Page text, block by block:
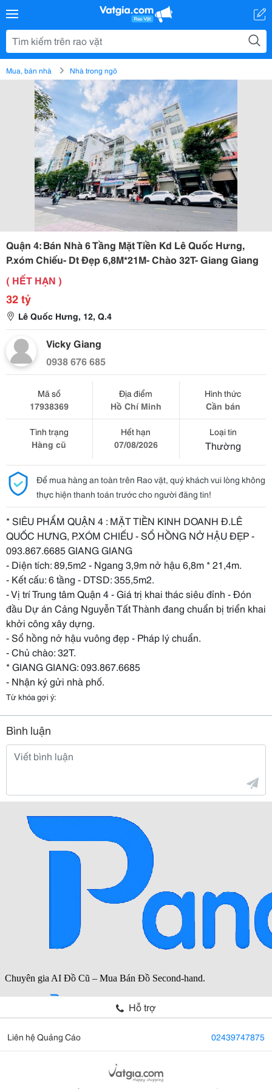
Mua, bán nhà Nhà trong ngõ
Quận 4: Bán Nhà 6 Tầng Mặt Tiền Kd Lê Quốc Hưng,
P.xóm Chiếu- Dt Đẹp 6,8M*21M- Chào 32T- Giang Giang
( HẾT HẠN )
32 tỷ
Lê Quốc Hưng, 12, Q.4
Vicky Giang
0938 676 685
Mã số
17938369
Địa điểm
Hồ Chí Minh
Hình thức
Cần bán
Tình trạng
Hàng cũ
Hết hạn
07/08/2026
Loại tin
Thường
Để mua hàng an toàn trên Rao vặt, quý khách vui lòng không
thực hiện thanh toán trước cho người đăng tin!
* SIÊU PHẨM QUẬN 4 : MẶT TIỀN KINH DOANH Đ.LÊ
QUỐC HƯNG, P.XÓM CHIẾU - SỔ HỒNG NỞ HẬU ĐẸP -
093.867.6685 GIANG GIANG
- Diện tích: 89,5m2 - Ngang 3,9m nở hậu 6,8m * 21,4m.
- Kết cấu: 6 tầng - DTSD: 355,5m2.
- Vị trí Trung tâm Quận 4 - Giá trị khai thác siêu đỉnh - Đón
đầu Dự án Cảng Nguyễn Tất Thành đang chuẩn bị triển khai
khởi công xây dựng.
- Sổ hồng nở hậu vuông đẹp - Pháp lý chuẩn.
- Chủ chào: 32T.
* GIANG GIANG: 093.867.6685
- Nhận ký gửi nhà phố.
Từ khóa gợi ý:
Bình luận
Hỗ trợ
Liên hệ Quảng Cáo 02439747875